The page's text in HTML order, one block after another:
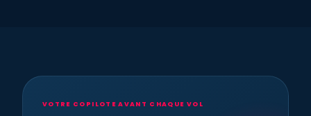
VOTRE COPILOTE AVANT CHAQUE VOL